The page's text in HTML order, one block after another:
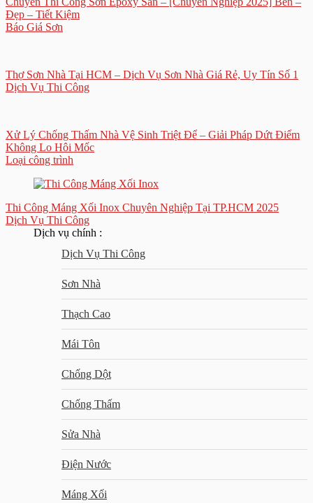
Đẹp – Tiết Kiệm
Báo Giá Sơn
Thợ Sơn Nhà Tại HCM – Dịch Vụ Sơn Nhà Giá Rẻ, Uy Tín Số 1
Dịch Vụ Thi Công
Xử Lý Chống Thấm Nhà Vệ Sinh Triệt Để – Giải Pháp Dứt Điểm
Không Lo Hôi Mốc
Loại công trình
Thi Công Máng Xối Inox Chuyên Nghiệp Tại TP.HCM 2025
Dịch Vụ Thi Công
Dịch vụ chính :
Dịch Vụ Thi Công
Sơn Nhà
Thạch Cao
Mái Tôn
Chống Dột
Chống Thấm
Sửa Nhà
Điện Nước
Máng Xối